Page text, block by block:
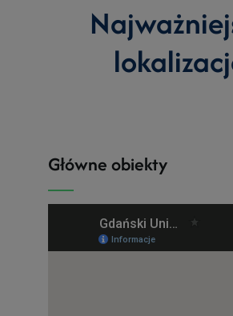
Główne obiekty